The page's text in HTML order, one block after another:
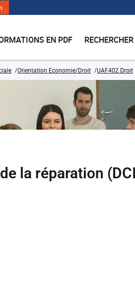
EN PDF
Orientation Economie/Droit UAF402 Droit
la réparation